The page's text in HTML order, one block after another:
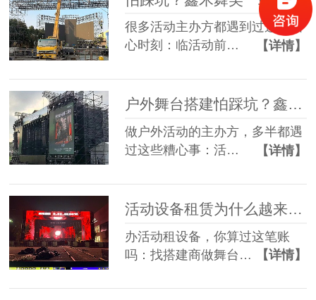
很多活动主办方都遇到过这些糟
心时刻：临活动前…
【详情】
户外舞台搭建怕踩坑？鑫禾舞美给你稳稳的保障
做户外活动的主办方，多半都遇
过这些糟心事：活…
【详情】
活动设备租赁为什么越来越多人选一站式？
办活动租设备，你算过这笔账
吗：找搭建商做舞台…
【详情】